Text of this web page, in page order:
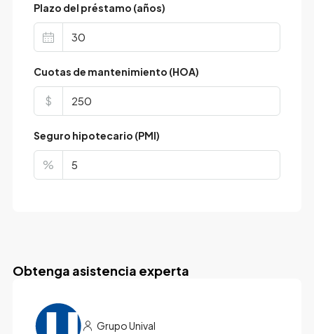
Plazo del préstamo (años)
Cuotas de mantenimiento (HOA)
$
Seguro hipotecario (PMI)
%
Obtenga asistencia experta
Grupo Unival